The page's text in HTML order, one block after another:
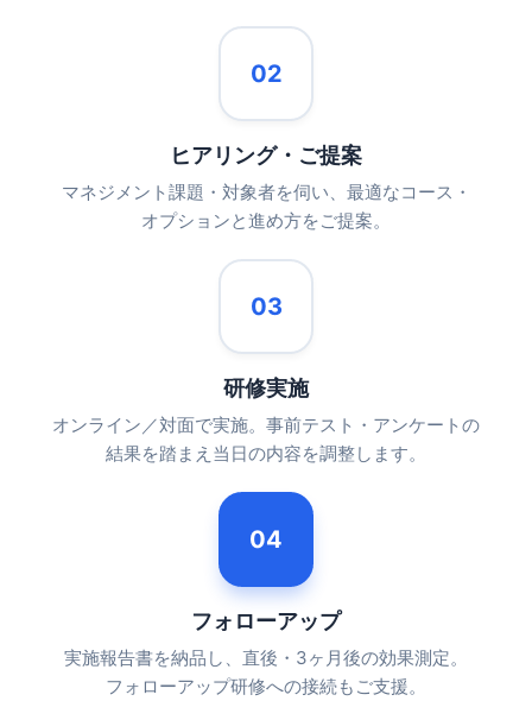
02
ヒアリング・ご提案
マネジメント課題・対象者を伺い、最適なコース・
オプションと進め方をご提案。
03
研修実施
オンライン／対面で実施。事前テスト・アンケートの
結果を踏まえ当日の内容を調整します。
04
フォローアップ
実施報告書を納品し、直後・3ヶ月後の効果測定。
フォローアップ研修への接続もご支援。